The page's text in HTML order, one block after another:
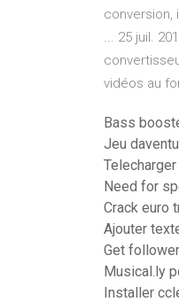
conversion,
... 25 juil.
vidéos au
Bass
Jeu
Need for
Crack euro
Ajouter
Get
Musical.ly
Installer